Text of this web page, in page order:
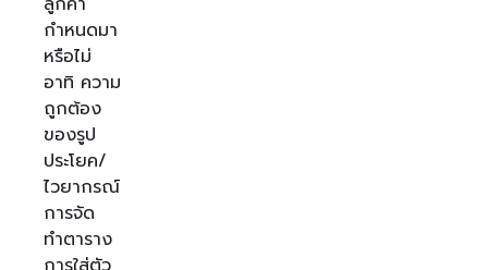
กำหนดมา
หรือไม่
อาทิ ความ
ถูกต้อง
ของรูป
ประโยค/
ไวยากรณ์
การจัด
ทำตาราง